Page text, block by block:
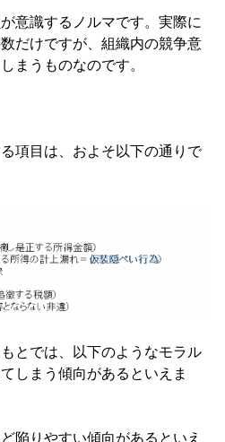
意識するノルマです。実際に
だけですが、組織内の競争意
まうものなのです。
項目は、およそ以下の通りで
とでは、以下のようなモラル
しまう傾向があるといえま
陥りやすい傾向があるといえ